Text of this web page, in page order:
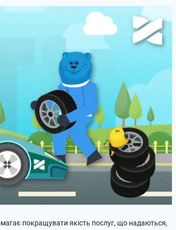
покращувати якість послуг, що надаються,